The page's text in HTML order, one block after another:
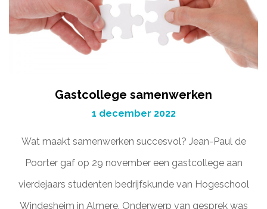
Gastcollege samenwerken
1 december 2022
Wat maakt samenwerken succesvol? Jean-Paul de
Poorter gaf op 29 november een gastcollege aan
vierdejaars studenten bedrijfskunde van Hogeschool
Windesheim in Almere. Onderwerp van gesprek was